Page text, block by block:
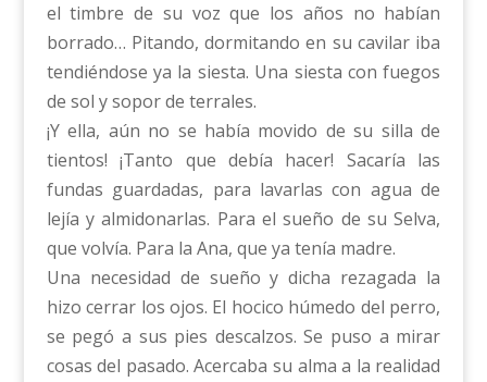
el timbre de su voz que los años no habían
borrado… Pitando, dormitando en su cavilar iba
tendiéndose ya la siesta. Una siesta con fuegos
de sol y sopor de terrales.
¡Y ella, aún no se había movido de su silla de
tientos! ¡Tanto que debía hacer! Sacaría las
fundas guardadas, para lavarlas con agua de
lejía y almidonarlas. Para el sueño de su Selva,
que volvía. Para la Ana, que ya tenía madre.
Una necesidad de sueño y dicha rezagada la
hizo cerrar los ojos. El hocico húmedo del perro,
se pegó a sus pies descalzos. Se puso a mirar
cosas del pasado. Acercaba su alma a la realidad